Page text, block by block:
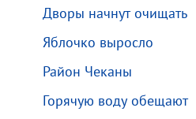
Дворы начнут очищать
Яблочко выросло
Район Чеканы
Горячую воду обещают